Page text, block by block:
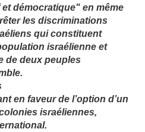
démocratique" en même
les discriminations
qui constituent
israélienne et
de deux peuples
en faveur de l’option d’un
israéliennes,